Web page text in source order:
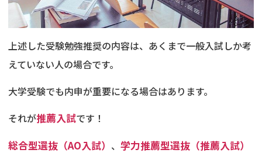
上述した受験勉強推奨の内容は、あくまで一般入試しか考
えていない人の場合です。
大学受験でも内申が重要になる場合はあります。
それが推薦入試です！
総合型選抜（AO入試） 、 学力推薦型選抜（推薦入試）